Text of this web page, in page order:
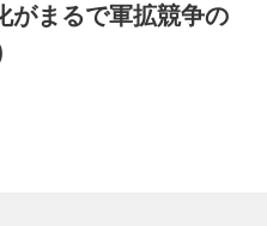
がまるで軍拡競争の